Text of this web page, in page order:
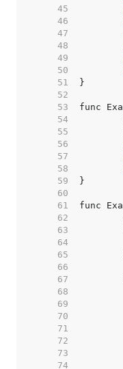
    45
    46
    47
    48
    49
    50
    51
    52
    53
    54
    55
    56
    57
    58
    59
    60
    61
    62
    63
    64
    65
    66
    67
    68
    69
    70
    71
    72
    73
    74